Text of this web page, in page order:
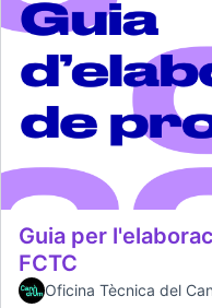
Guia per
FCTC
Oficina Tècnica del